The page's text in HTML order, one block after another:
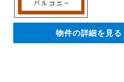
物件の詳細を見る